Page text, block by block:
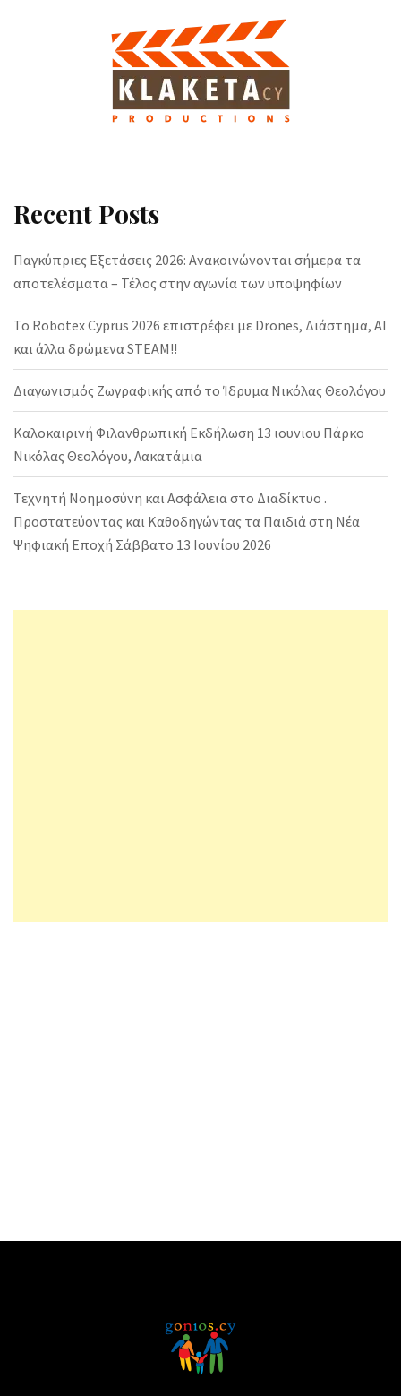
Recent Posts
Παγκύπριες Εξετάσεις 2026: Ανακοινώνονται σήμερα τα
αποτελέσματα – Τέλος στην αγωνία των υποψηφίων
Το Robotex Cyprus 2026 επιστρέφει με Drones, Διάστημα, AI
και άλλα δρώμενα STEAM!!
Διαγωνισμός Ζωγραφικής από το Ίδρυμα Νικόλας Θεολόγου
Καλοκαιρινή Φιλανθρωπική Εκδήλωση 13 ιουνιου Πάρκο
Νικόλας Θεολόγου, Λακατάμια
Τεχνητή Νοημοσύνη και Ασφάλεια στο Διαδίκτυο .
Προστατεύοντας και Καθοδηγώντας τα Παιδιά στη Νέα
Ψηφιακή Εποχή Σάββατο 13 Ιουνίου 2026